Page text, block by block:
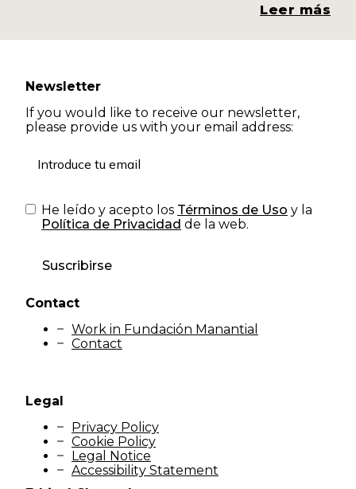
fundamental para romper estigmas y generar una mirada
Leer más
Newsletter
If you would like to receive our newsletter,
please provide us with your email address:
He leído y acepto los Términos de Uso y la
Política de Privacidad de la web.
Suscribirse
Contact
Work in Fundación Manantial
Contact
Legal
Privacy Policy
Cookie Policy
Legal Notice
Accessibility Statement